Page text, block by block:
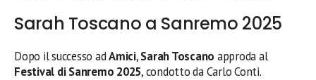
Sarah Toscano a Sanremo 2025
Dopo il successo adAmici,Sarah Toscano approda al
Festival di Sanremo 2025, condotto da Carlo Conti.